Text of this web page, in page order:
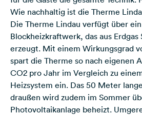
Wie nachhaltig ist die Therme
Die Therme Lindau verfügt über
Blockheizkraftwerk, das aus
erzeugt. Mit einem Wirkungsgrad
spart die Therme so nach eigenen
CO2 pro Jahr im Vergleich zu
Heizsystem ein. Das 50 Meter
draußen wird zudem im Sommer
Photovoltaikanlage beheizt.